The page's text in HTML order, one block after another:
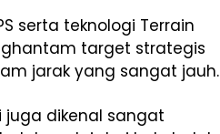
serta teknologi Terrain
target strategis
jarak yang sangat jauh.
juga dikenal sangat